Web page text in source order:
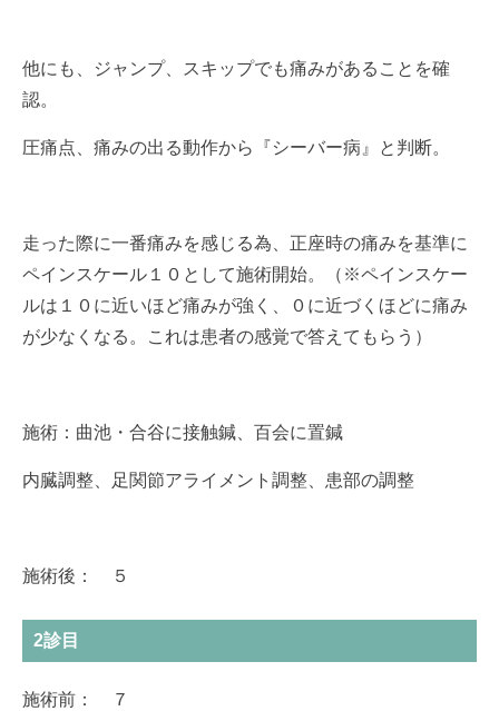
他にも、ジャンプ、スキップでも痛みがあることを確
認。
圧痛点、痛みの出る動作から『シーバー病』と判断。
走った際に一番痛みを感じる為、正座時の痛みを基準に
ペインスケール１０として施術開始。（※ペインスケー
ルは１０に近いほど痛みが強く、０に近づくほどに痛み
が少なくなる。これは患者の感覚で答えてもらう）
施術：曲池・合谷に接触鍼、百会に置鍼
内臓調整、足関節アライメント調整、患部の調整
施術後： ５
2診目
施術前： ７